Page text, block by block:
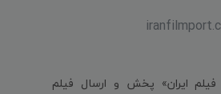
فیلم ایران» پخش و ارسال فیلم